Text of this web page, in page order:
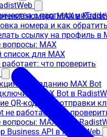
номера MAX в
номера и как
ссылку на профиль в
вопросы: MAX
список для MAX
работает: что проверить
по созданию MAX Bot
MAX Bot в
QR-кода для отправки
не работает: что
MAX Bot в
Business API в RadistWeb
с партнерами